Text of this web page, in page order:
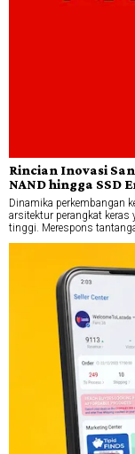
Rincian Inovasi
NAND hingga SSD
Dinamika perkembangan
arsitektur perangkat keras
tinggi. Merespons